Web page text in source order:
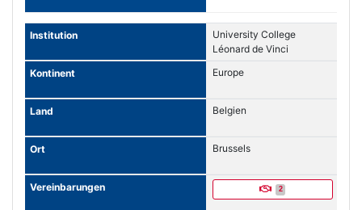
University College
Léonard de Vinci
Europe
Belgien
Brussels
2